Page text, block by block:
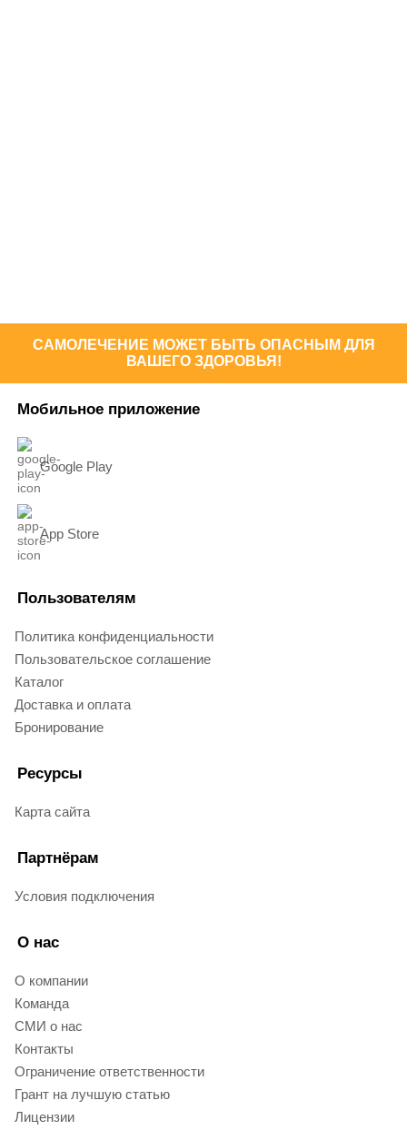
САМОЛЕЧЕНИЕ МОЖЕТ БЫТЬ ОПАСНЫМ ДЛЯ
ВАШЕГО ЗДОРОВЬЯ!
Мобильное приложение
Google Play
App Store
Пользователям
Политика конфиденциальности
Пользовательское соглашение
Каталог
Доставка и оплата
Бронирование
Ресурсы
Карта сайта
Партнёрам
Условия подключения
О нас
О компании
Команда
СМИ о нас
Контакты
Ограничение ответственности
Грант на лучшую статью
Лицензии